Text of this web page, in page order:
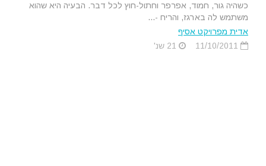
כשהיה גור, חמוד, אפרפר וחתול-חוץ לכל דבר. הבעיה היא שהוא
משתמש לה בארגז, והריח -...
אדית מפרויקט אסיף